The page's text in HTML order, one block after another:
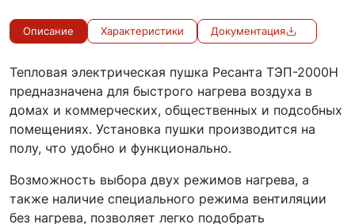
Описание Характеристики Документация
Тепловая электрическая пушка Ресанта ТЭП-2000Н
предназначена для быстрого нагрева воздуха в
домах и коммерческих, общественных и подсобных
помещениях. Установка пушки производится на
полу, что удобно и функционально.
Возможность выбора двух режимов нагрева, а
также наличие специального режима вентиляции
без нагрева, позволяет легко подобрать